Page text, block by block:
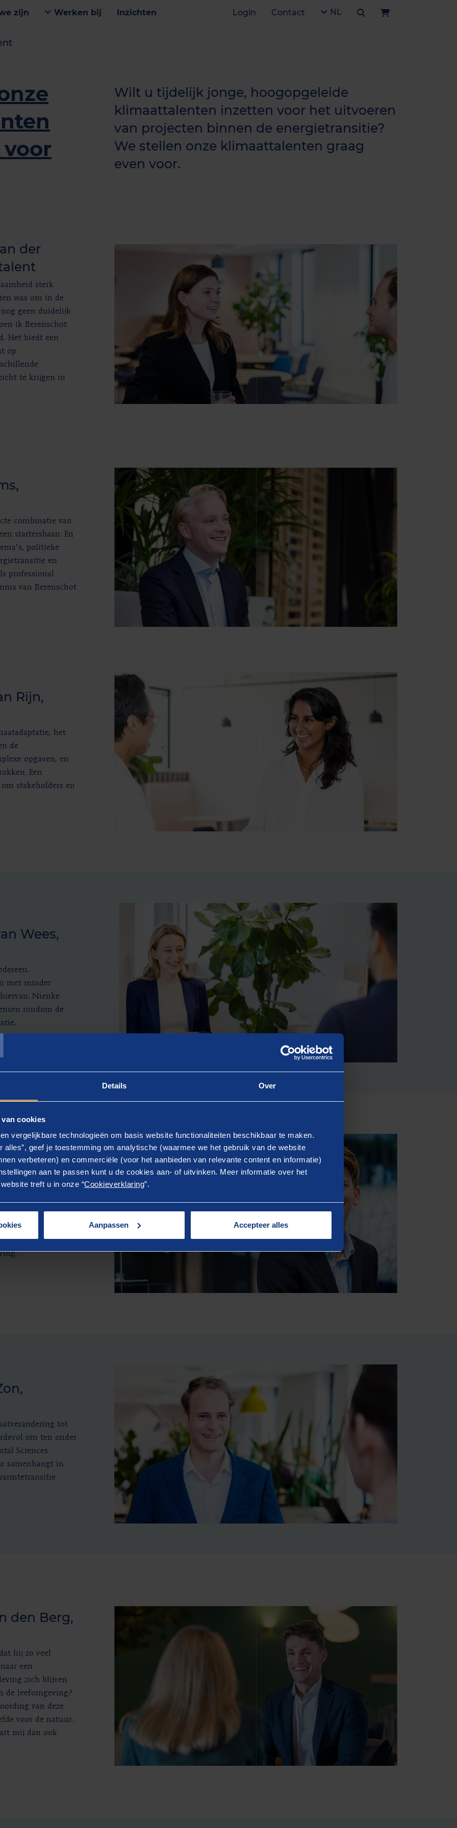
Details Over
cookies
vergelijkbare technologieën om basis website functionaliteiten beschikbaar te maken.
alles”, geef je toestemming om analytische (waarmee we het gebruik van de website
verbeteren) en commerciële (voor het aanbieden van relevante content en informatie)
aan te passen kunt u de cookies aan- of uitvinken. Meer informatie over het
treft u in onze “Cookieverklaring”.
Aanpassen Accepteer alles
zijn Werken bij Inzichten Login Contact NL
Wilt u tijdelijk jonge, hoogopgeleide
klimaattalenten inzetten voor het uitvoeren
van projecten binnen de energietransitie?
We stellen onze klimaattalenten graag
even voor.
der
sterk
was om in de
geen duidelijk
ik Berenschot
Het biedt een
op
te krijgen in
combinatie van
startersbaan. En
politieke
en
professional
van Berenschot
Rijn,
het
de
opgaven, en
Een
stakeholders en
Wees,
met minder
Nienke
rondom de
ze zijn gekoppeld
te kijken
in zijn werk
werkt hij graag
tot
om ten onder
Sciences
samenhangt in
den Berg,
hij zo veel
een
zich blijven
de leefomgeving?
van deze
voor de natuur.
mij dan ook